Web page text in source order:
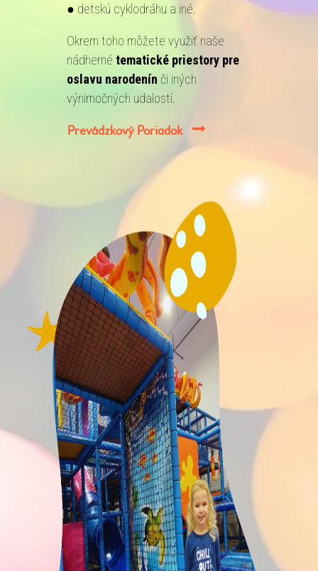
● detskú cyklodráhu a iné.
Okrem toho môžete využiť naše
nádherné tematické priestory pre
oslavu narodenín či iných
výnimočných udalostí.
Prevádzkový Poriadok